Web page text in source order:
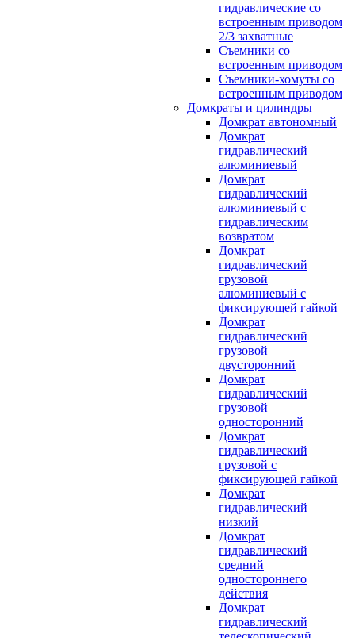
гидравлические со
встроенным приводом
2/3 захватные
Съемники со
встроенным приводом
Съемники-хомуты со
встроенным приводом
Домкраты и цилиндры
Домкрат автономный
Домкрат
гидравлический
алюминиевый
Домкрат
гидравлический
алюминиевый с
гидравлическим
возвратом
Домкрат
гидравлический
грузовой
алюминиевый с
фиксирующей гайкой
Домкрат
гидравлический
грузовой
двусторонний
Домкрат
гидравлический
грузовой
односторонний
Домкрат
гидравлический
грузовой с
фиксирующей гайкой
Домкрат
гидравлический
низкий
Домкрат
гидравлический
средний
одностороннего
действия
Домкрат
гидравлический